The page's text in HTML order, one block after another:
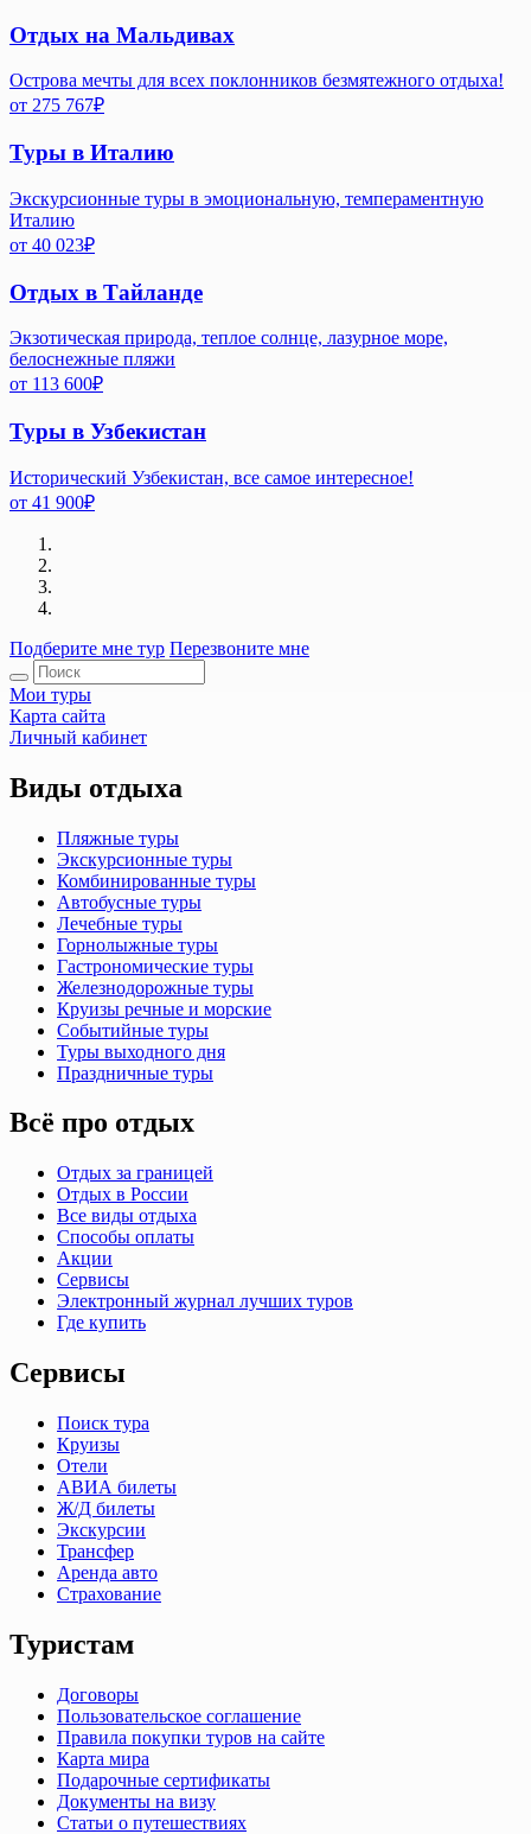
Отдых на Мальдивах
Острова мечты для всех поклонников безмятежного отдыха!
от 275 767₽
Туры в Италию
Экскурсионные туры в эмоциональную, темпераментную
Италию
от 40 023₽
Отдых в Тайланде
Экзотическая природа, теплое солнце, лазурное море,
белоснежные пляжи
от 113 600₽
Туры в Узбекистан
Исторический Узбекистан, все самое интересное!
от 41 900₽
Подберите мне тур Перезвоните мне
Мои туры
Карта сайта
Личный кабинет
Виды отдыха
Пляжные туры
Экскурсионные туры
Комбинированные туры
Автобусные туры
Лечебные туры
Горнолыжные туры
Гастрономические туры
Железнодорожные туры
Круизы речные и морские
Событийные туры
Туры выходного дня
Праздничные туры
Всё про отдых
Отдых за границей
Отдых в России
Все виды отдыха
Способы оплаты
Акции
Сервисы
Электронный журнал лучших туров
Где купить
Сервисы
Поиск тура
Круизы
Отели
АВИА билеты
Ж/Д билеты
Экскурсии
Трансфер
Аренда авто
Страхование
Туристам
Договоры
Пользовательское соглашение
Правила покупки туров на сайте
Карта мира
Подарочные сертификаты
Документы на визу
Статьи о путешествиях